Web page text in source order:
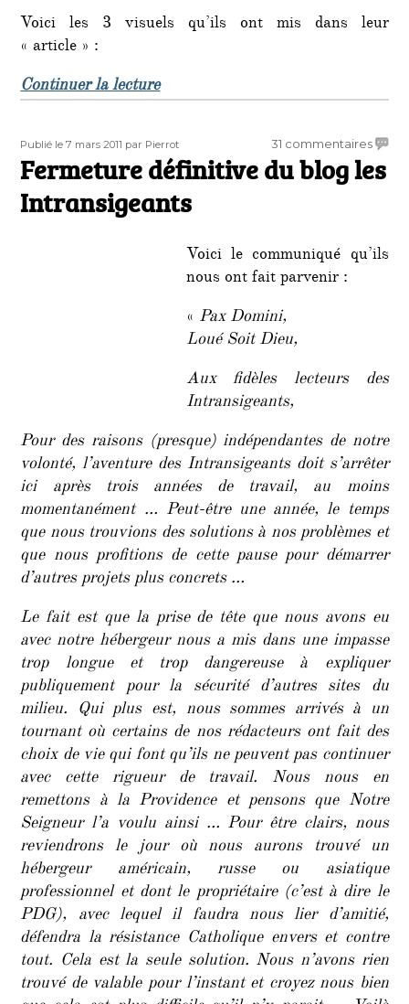
Voici les 3 visuels qu’ils ont mis dans leur
« article » :
Continuer la lecturede « « Tentative » de piratage de
Publié
le
Publié le 7 mars 2011 Auteur
par Pierrot 31 commentairessur
Fermeture définitive du blog les
Intransigeants
Voici le communiqué qu’ils
nous ont fait parvenir :
« Pax Domini,
Loué Soit Dieu,
Aux fidèles lecteurs des
Intransigeants,
Pour des raisons (presque) indépendantes de notre
volonté, l’aventure des Intransigeants doit s’arrêter
ici après trois années de travail, au moins
momentanément … Peut-être une année, le temps
que nous trouvions des solutions à nos problèmes et
que nous profitions de cette pause pour démarrer
d’autres projets plus concrets …
Le fait est que la prise de tête que nous avons eu
avec notre hébergeur nous a mis dans une impasse
trop longue et trop dangereuse à expliquer
publiquement pour la sécurité d’autres sites du
milieu. Qui plus est, nous sommes arrivés à un
tournant où certains de nos rédacteurs ont fait des
choix de vie qui font qu’ils ne peuvent pas continuer
avec cette rigueur de travail. Nous nous en
remettons à la Providence et pensons que Notre
Seigneur l’a voulu ainsi … Pour être clairs, nous
reviendrons le jour où nous aurons trouvé un
hébergeur américain, russe ou asiatique
professionnel et dont le propriétaire (c’est à dire le
PDG), avec lequel il faudra nous lier d’amitié,
défendra la résistance Catholique envers et contre
tout. Cela est la seule solution. Nous n’avons rien
trouvé de valable pour l’instant et croyez nous bien